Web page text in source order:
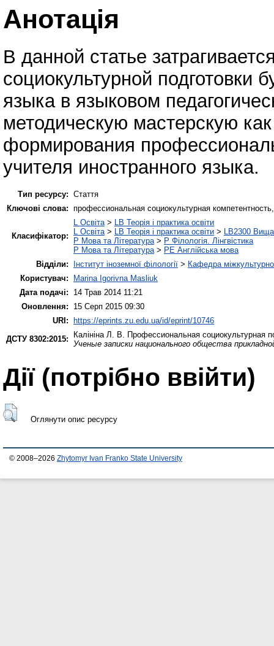
Анотація
В данной статье
социокультурной подготовки
языка в языковом
методическую мастерскую
формирования
учителя иностранного языка.
Тип ресурсу: Стаття
Ключові слова: профессиональная социокультурная
Класифікатор:
L Освіта > LB Теорія і практика освіти
L Освіта > LB Теорія і практика освіти > LB2300 Вища
P Мова та Література > P Філологія. Лінгвістика
P Мова та Література > PE Англійська мова
Відділи:
Інститут іноземної філології > Кафедра
Користувач:
Marina Igorivna Masliuk
Дата подачі:
14 Трав 2014 11:21
Оновлення:
15 Серп 2015 09:30
URI: https://eprints.zu.edu.ua/id/eprint/10746
ДСТУ 8302:2015:
Калініна Л. В.
Профессиональная социокультурная
Ученые записки национального общества
Дії ​​(потрібно ввійти)
Оглянути опис ресурсу
© 2008–2026 Zhytomyr Ivan Franko State University